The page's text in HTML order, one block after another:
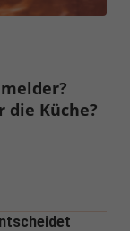
die Küche?